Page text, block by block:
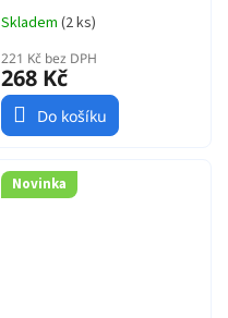
Skladem (2 ks)
221 Kč bez DPH
268 Kč
Do košíku
Novinka